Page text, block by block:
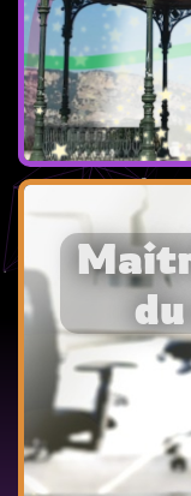
Pour mieux
propose des
(ou plus)